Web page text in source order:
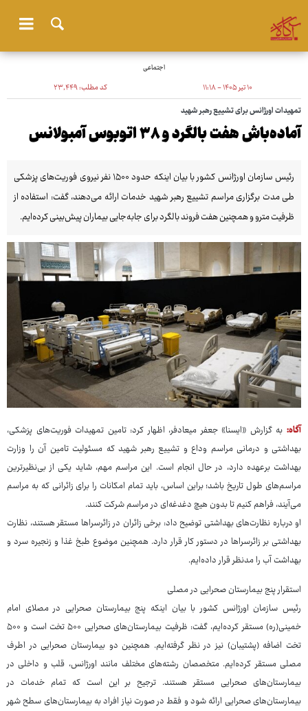
اجتماعی
۱۰ تیر ۱۴۰۵ - ۱۱:۱۸ کد مطلب:۲۳٬۴۴۹
تمهیدات اورژانس برای تشییع رهبر شهید
آماده‌باش هفت بالگرد و ۳۸ اتوبوس آمبولانس
رئیس سازمان اورژانس کشور با بیان اینکه حدود ۱۵۰۰ نفر نیروی فوریت‌های پزشکی
طی مدت برگزاری مراسم تشییع رهبر شهید خدمات ارائه می‌دهند، گفت: استفاده از
ظرفیت مترو و همچنین هفت فروند بالگرد برای جابه‌جایی بیماران پیش‌بینی کرده‌ایم.
آگاه: به گزارش «ایسنا» جعفر میعادفر، اظهار کرد: تامین تمهیدات فوریت‌های پزشکی،
بهداشتی و درمانی مراسم وداع و تشییع رهبر شهید که مسئولیت تامین آن را وزارت
بهداشت برعهده دارد، در حال انجام است. این مراسم مهم، شاید یکی از بی‌نظیرترین
مراسم‌های طول تاریخ باشد؛ براین اساس، باید تمام امکانات را برای زائرانی که به مراسم
می‌آیند، فراهم کنیم تا بدون هیچ دغدغه‌ای در مراسم شرکت کنند.
او درباره نظارت‌های بهداشتی توضیح داد: برخی زائران در زائرسراها مستقر هستند، نظارت
بهداشتی بر زائرسراها در دستور کار قرار دارد. همچنین موضوع طبخ غذا و زنجیره سرد و
بهداشت آب را مدنظر قرار داده‌ایم.
استقرار پنج بیمارستان صحرایی در مصلی
رئیس سازمان اورژانس کشور با بیان اینکه پنج بیمارستان صحرایی در مصلای امام
خمینی(ره) مستقر کرده‌ایم، گفت: ظرفیت بیمارستان‌های صحرایی ۵۰۰ تخت است و ۵۰۰
تخت اضافه (پشتیبان) نیز در نظر گرفته‌ایم. همچنین دو بیمارستان صحرایی در اطرف
مصلی مستقر کرده‌ایم. متخصصان رشته‌های مختلف مانند اورژانس، قلب و داخلی در
بیمارستان‌های صحرایی مستقر هستند. ترجیح بر این است که تمام خدمات در
بیمارستان‌های صحرایی ارائه شود و فقط در صورت نیاز افراد به بیمارستان‌های سطح شهر